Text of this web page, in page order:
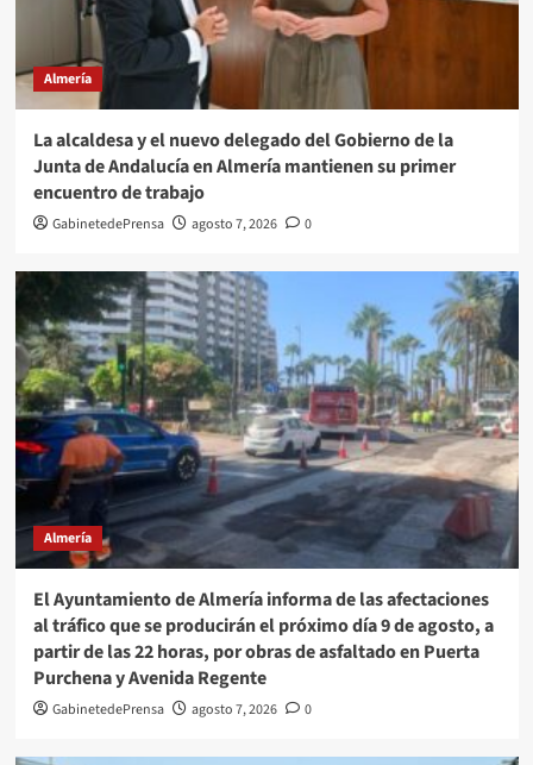
Almería
La alcaldesa y el nuevo delegado del Gobierno de la
Junta de Andalucía en Almería mantienen su primer
encuentro de trabajo
GabinetedePrensa agosto 7, 2026 0
Almería
El Ayuntamiento de Almería informa de las afectaciones
al tráfico que se producirán el próximo día 9 de agosto, a
partir de las 22 horas, por obras de asfaltado en Puerta
Purchena y Avenida Regente
GabinetedePrensa agosto 7, 2026 0